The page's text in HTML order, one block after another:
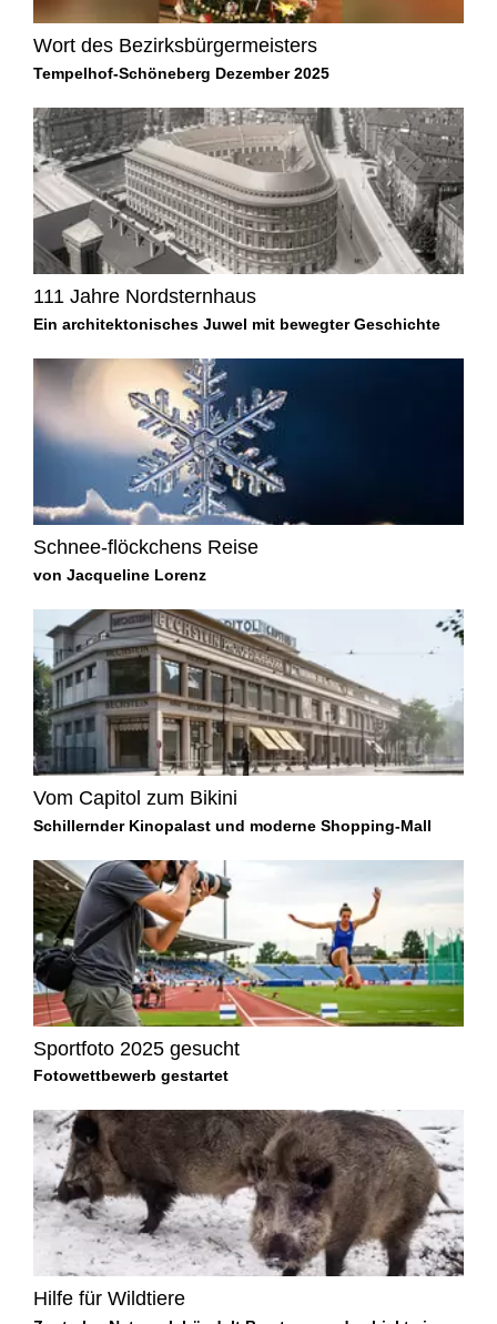
Wort des Bezirksbürgermeisters
Tempelhof-Schöneberg Dezember 2025
111 Jahre Nordsternhaus
Ein architektonisches Juwel mit bewegter Geschichte
Schnee-flöckchens Reise
von Jacqueline Lorenz
Vom Capitol zum Bikini
Schillernder Kinopalast und moderne Shopping-Mall
Sportfoto 2025 gesucht
Fotowettbewerb gestartet
Hilfe für Wildtiere